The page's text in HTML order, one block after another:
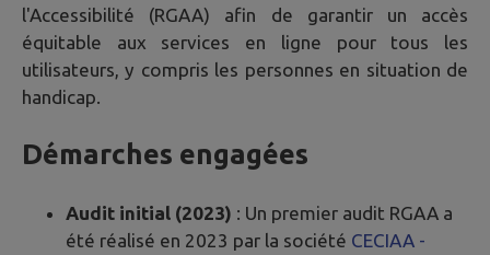
l'Accessibilité (RGAA) afin de garantir un accès
équitable aux services en ligne pour tous les
utilisateurs, y compris les personnes en situation de
handicap.
Démarches engagées
Audit initial (2023) : Un premier audit RGAA a
été réalisé en 2023 par la société CECIAA -